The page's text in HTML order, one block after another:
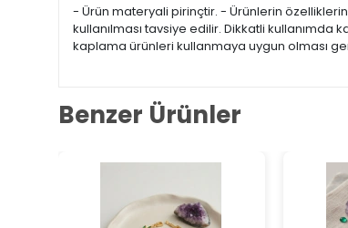
- Ürün materyali pirinçtir. - Ürünlerin
kullanılması tavsiye edilir. Dikkatli
kaplama ürünleri kullanmaya uygun olması
Benzer Ürünler